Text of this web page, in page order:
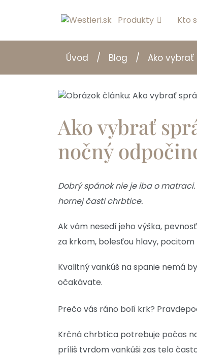
Produkty Kto
Úvod / Blog / Ako
Ako vybrať
nočný
Dobrý spánok nie je iba o
hornej časti chrbtice.
Ak vám nesedí jeho výška,
za krkom, bolesťou hlavy,
Kvalitný vankúš na spanie nemá
očakávate.
Prečo vás ráno bolí krk?
Krčná chrbtica potrebuje počas
príliš tvrdom vankúši zas telo